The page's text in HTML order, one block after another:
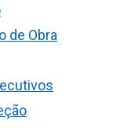
de Obra